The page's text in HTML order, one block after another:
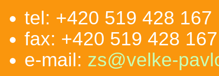
tel: +420 519 428 167
fax: +420 519 428 167
e-mail: zs@velke-